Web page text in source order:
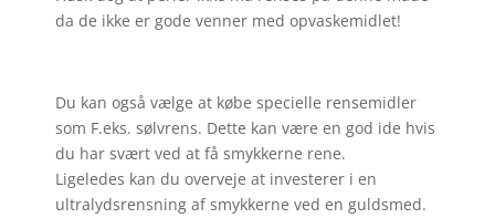
da de ikke er gode venner med opvaskemidlet!
Du kan også vælge at købe specielle rensemidler
som F.eks. sølvrens. Dette kan være en god ide hvis
du har svært ved at få smykkerne rene.
Ligeledes kan du overveje at investerer i en
ultralydsrensning af smykkerne ved en guldsmed.